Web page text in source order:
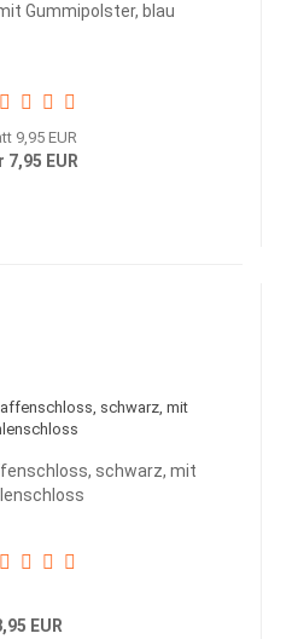
Gummipolster, blau
9,95 EUR
7,95 EUR
schwarz, mit
EUR